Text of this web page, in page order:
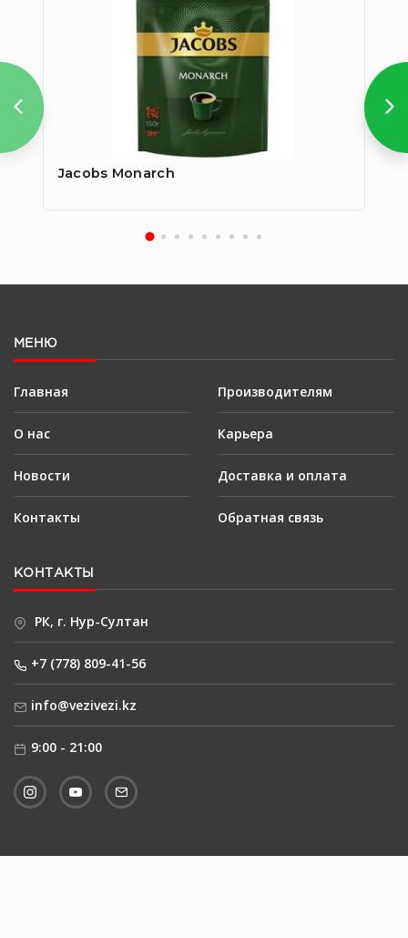
Jacobs Monarch
МЕНЮ
Главная
О нас
Новости
Контакты
Производителям
Карьера
Доставка и оплата
Обратная связь
КОНТАКТЫ
РК, г. Нур-Султан
+7 (778) 809-41-56
info@vezivezi.kz
9:00 - 21:00